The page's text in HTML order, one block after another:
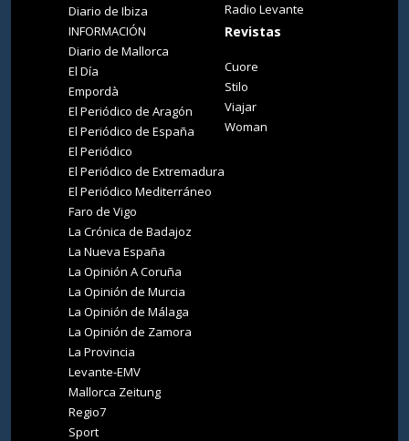
Diario de Ibiza
INFORMACIÓN
Diario de Mallorca
El Día
Empordà
El Periódico de Aragón
El Periódico de España
El Periódico
El Periódico de Extremadura
El Periódico Mediterráneo
Faro de Vigo
La Crónica de Badajoz
La Nueva España
La Opinión A Coruña
La Opinión de Murcia
La Opinión de Málaga
La Opinión de Zamora
La Provincia
Levante-EMV
Mallorca Zeitung
Regio7
Sport
Radio Levante
Revistas
Cuore
Stilo
Viajar
Woman